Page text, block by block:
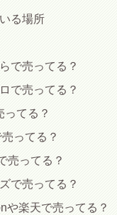
る場所
で売ってる？
で売ってる？
ってる？
ってる？
売ってる？
で売ってる？
や楽天で売ってる？